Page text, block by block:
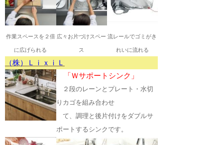
作業スペースを２倍
に広げられる
広々お片づけスペー
ス
流レールでゴミがき
れいに流れる
（株）ＬｉｘｉＬ
「Ｗサポートシンク」
２段のレーンとプレート・水切
りカゴを組み合わせ
て、 調理と 後片付けをダブルサ
ポートするシンクです。